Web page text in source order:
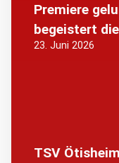
Premiere
begeistert
23. Juni 2026
TSV